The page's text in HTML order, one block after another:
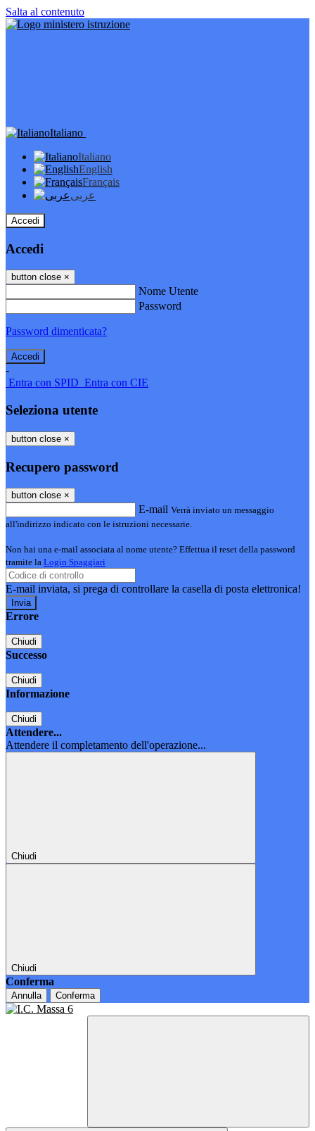
Salta al contenuto
Italiano
Italiano
English
Français
عربى
Accedi
Accedi
button close ×
Nome Utente
Password
Password dimenticata?
-
Entra con SPID Entra con CIE
Seleziona utente
button close ×
Recupero password
button close ×
E-mail Verrà inviato un messaggio
all'indirizzo indicato con le istruzioni necessarie.
Non hai una e-mail associata al nome utente? Effettua il reset della password
tramite la Login Spaggiari
E-mail inviata, si prega di controllare la casella di posta elettronica!
Errore
Chiudi
Successo
Chiudi
Informazione
Chiudi
Attendere...
Attendere il completamento dell'operazione...
Chiudi
Chiudi
Conferma
Annulla Conferma